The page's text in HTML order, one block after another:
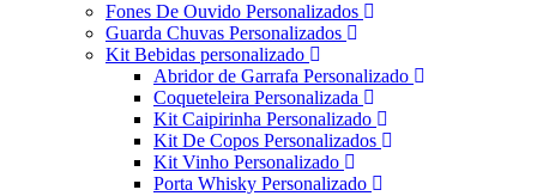
Fones De Ouvido Personalizados
Guarda Chuvas Personalizados
Kit Bebidas personalizado
Abridor de Garrafa Personalizado
Coqueteleira Personalizada
Kit Caipirinha Personalizado
Kit De Copos Personalizados
Kit Vinho Personalizado
Porta Whisky Personalizado